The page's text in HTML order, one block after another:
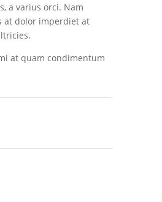
a varius orci. Nam
at dolor imperdiet at
at quam condimentum